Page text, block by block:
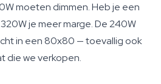
moeten dimmen. Heb je een
je meer marge. De 240W
in een 80x80 — toevallig ook
die we verkopen.